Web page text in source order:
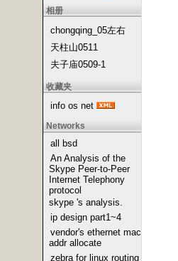
相册
chongqing_05左右
天柱山0511
夫子庙0509-1
收藏夹
info os net
Networks
all bsd
An Analysis of the
Skype Peer-to-Peer
Internet Telephony
protocol
skype 's analysis.
ip design part1~4
vendor's ethernet mac
addr allocate
zebra for linux routing